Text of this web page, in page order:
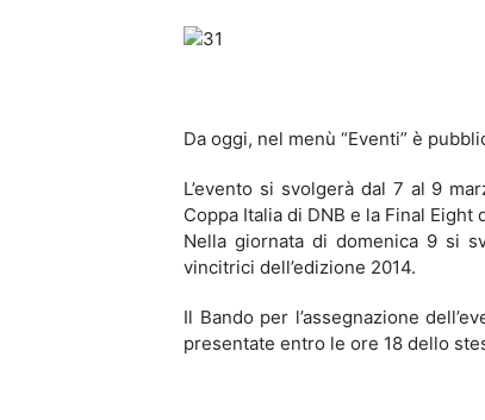
Da oggi, nel menù “Eventi” è
L’evento si svolgerà dal 7 al 9
Coppa Italia di DNB e la Final Eight
Nella giornata di domenica 9 si
vincitrici dell’edizione 2014.
Il Bando per l’assegnazione
presentate entro le ore 18 dello